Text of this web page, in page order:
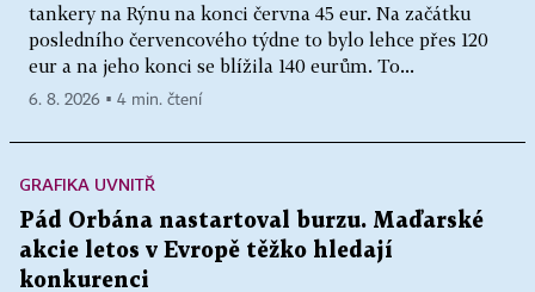
tankery na Rýnu na konci června 45 eur. Na začátku
posledního červencového týdne to bylo lehce přes 120
eur a na jeho konci se blížila 140 eurům. To...
6. 8. 2026 ▪ 4 min. čtení
GRAFIKA UVNITŘ
Pád Orbána nastartoval burzu. Maďarské
akcie letos v Evropě těžko hledají
konkurenci